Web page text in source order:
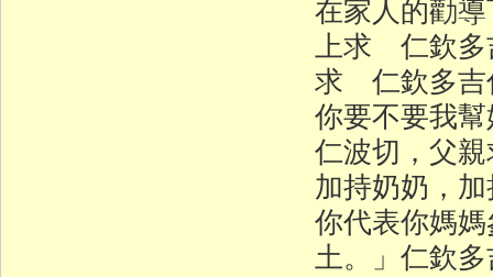
在家人的勸
上求 仁欽多
求 仁欽多吉
你要不要我
仁波切，父
加持奶奶，
你代表你媽
土。」仁欽